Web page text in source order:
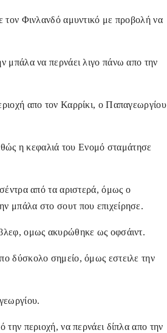
Φινλανδό αμυντικό με προβολή να
μπάλα να περνάει λιγο πάνω απο την
απο τον Καρρίκι, ο Παπαγεωργίου
η κεφαλιά του Ενομό σταμάτησε
από τα αριστερά, όμως ο
μπάλα στο σουτ που επιχείρησε.
ομως ακυρώθηκε ως οφσάιντ.
δύσκολο σημείο, όμως εστειλε την
περιοχή, να περνάει δίπλα απο την